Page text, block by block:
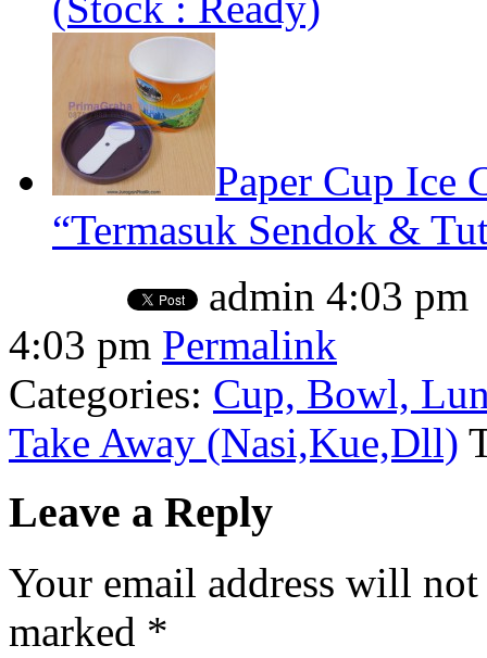
Paper Cup Ice
“Termasuk Sendok &
admin 4:03 pm
4:03 pm Permalink
Categories: Cup, Bowl,
Take Away (Nasi,Kue,Dll)
Leave a Reply
Your email address will
marked *